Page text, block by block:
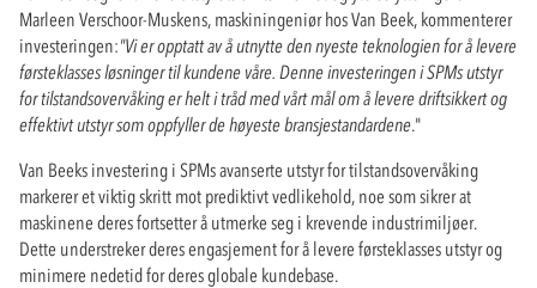
Marleen Verschoor-Muskens, maskiningeniør hos Van Beek, kommenterer
investeringen:"Vi er opptatt av å utnytte den nyeste teknologien for å levere
førsteklasses løsninger til kundene våre. Denne investeringen i SPMs utstyr
for tilstandsovervåking er helt i tråd med vårt mål om å levere driftsikkert og
effektivt utstyr som oppfyller de høyeste bransjestandardene."
Van Beeks investering i SPMs avanserte utstyr for tilstandsovervåking
markerer et viktig skritt mot prediktivt vedlikehold, noe som sikrer at
maskinene deres fortsetter å utmerke seg i krevende industrimiljøer.
Dette understreker deres engasjement for å levere førsteklasses utstyr og
minimere nedetid for deres globale kundebase.